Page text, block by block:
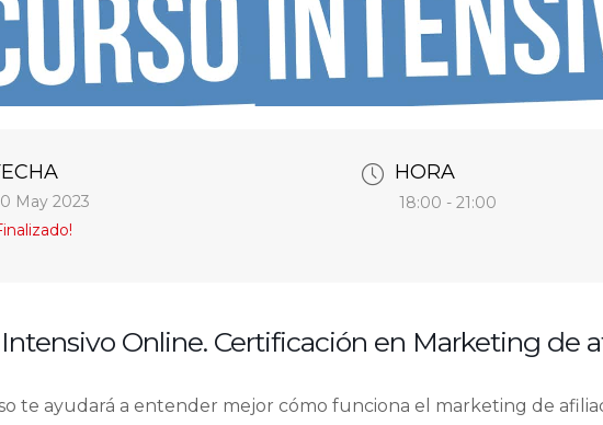
May 2023
HORA
18:00 - 21:00
Online. Certificación en Marketing de
te ayudará a entender mejor cómo funciona el marketing de